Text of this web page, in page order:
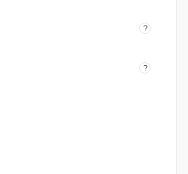
?
?